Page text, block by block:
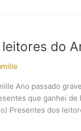
do
Ano passado
que ganhei
Presentes dos